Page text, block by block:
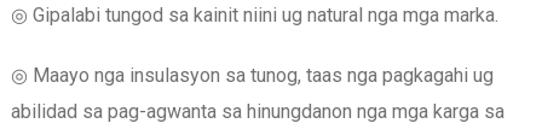
◎ Gipalabi tungod sa kainit niini ug natural nga mga marka.
◎ Maayo nga insulasyon sa tunog, taas nga pagkagahi ug
abilidad sa pag-agwanta sa hinungdanon nga mga karga sa